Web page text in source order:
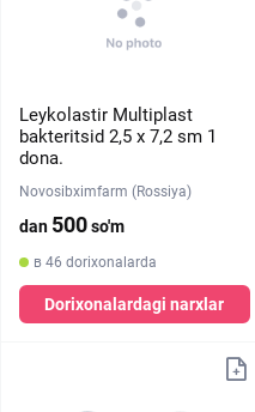
Leykolastir Multiplast
bakteritsid 2,5 х 7,2 sm 1
dona.
Novosibximfarm (Rossiya)
dan 500so'm
в 46 dorixonalarda
Dorixonalardagi narxlar